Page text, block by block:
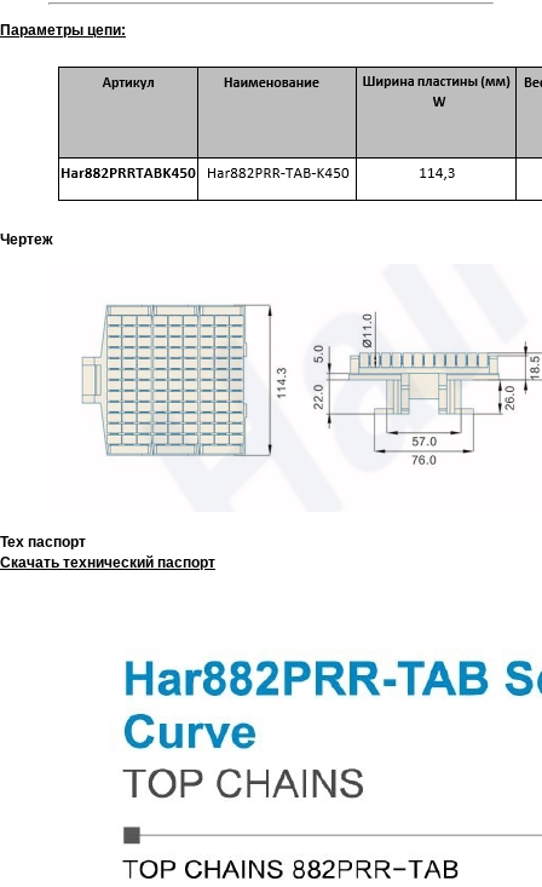
Параметры цепи:
Чертеж
Тех паспорт
Скачать технический паспорт